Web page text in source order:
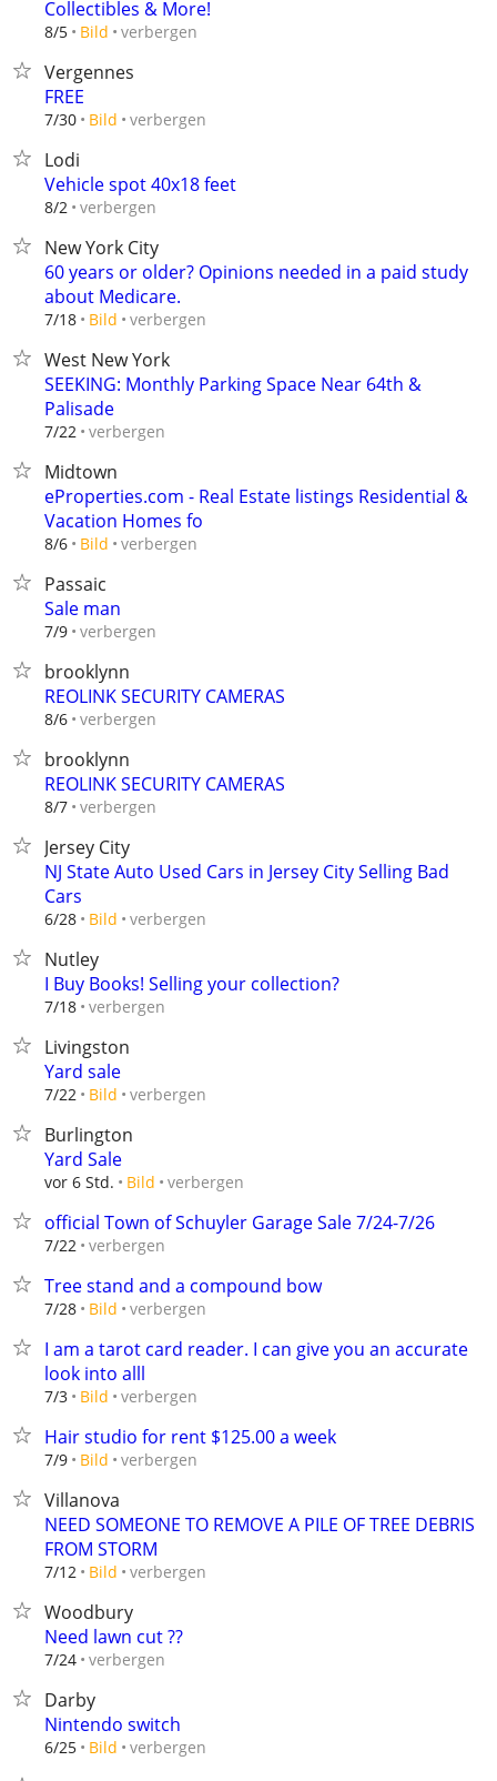
Collectibles & More!
8/5 Bild verbergen
Vergennes
FREE
7/30 Bild verbergen
Lodi
Vehicle spot 40x18 feet
8/2 verbergen
New York City
60 years or older? Opinions needed in a paid study
about Medicare.
7/18 Bild verbergen
West New York
SEEKING: Monthly Parking Space Near 64th &
Palisade
7/22 verbergen
Midtown
eProperties.com - Real Estate listings Residential &
Vacation Homes fo
8/6 Bild verbergen
Passaic
Sale man
7/9 verbergen
brooklynn
REOLINK SECURITY CAMERAS
8/6 verbergen
brooklynn
REOLINK SECURITY CAMERAS
8/7 verbergen
Jersey City
NJ State Auto Used Cars in Jersey City Selling Bad
Cars
6/28 Bild verbergen
Nutley
I Buy Books! Selling your collection?
7/18 verbergen
Livingston
Yard sale
7/22 Bild verbergen
Burlington
Yard Sale
vor 6 Std. Bild verbergen
official Town of Schuyler Garage Sale 7/24-7/26
7/22 verbergen
Tree stand and a compound bow
7/28 Bild verbergen
I am a tarot card reader. I can give you an accurate
look into alll
7/3 Bild verbergen
Hair studio for rent $125.00 a week
7/9 Bild verbergen
Villanova
NEED SOMEONE TO REMOVE A PILE OF TREE DEBRIS
FROM STORM
7/12 Bild verbergen
Woodbury
Need lawn cut ??
7/24 verbergen
Darby
Nintendo switch
6/25 Bild verbergen